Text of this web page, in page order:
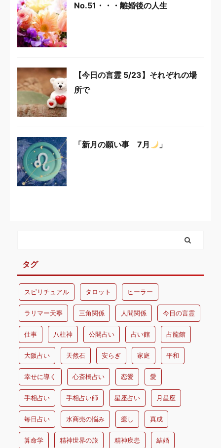
No.51・・・離婚後の人生
【今日の言霊 5/23】それぞれの場
所で
「新月の願い事 7月 」
タグ
スピリチュアル タロット ヒーラー
ラリマー天寧 三角関係 人間関係 今日の言霊
仕事 八柱神 公開占い 占い館 占龍館
大阪占い 天然石 安らぎ 家庭 平和
幸せに導く 心斎橋占い 恋愛 愛
手相占い 手相占い師 星座占い 月星座
毎日占い 水商売の悩み 癒し 真成
算命学 精神世界の旅 精神疾患 結婚